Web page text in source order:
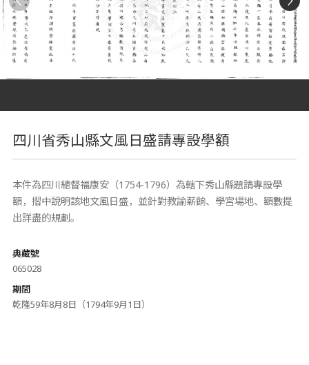
四川省秀山縣文風日盛請專設學額
本件為四川總督福康安（1754-1796）為轄下秀山縣題請專設學
額，摺中說明該地文風日盛，並針對教諭薪餉、學宮場地、額數提
出詳盡的規劃。
典藏號
065028
期間
乾隆59年8月8日（1794年9月1日）